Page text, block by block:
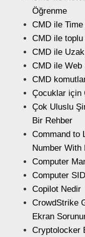
Öğrenme
CMD ile
CMD ile
CMD ile
CMD ile Web
CMD
Çocuklar için
Çok Uluslu
Bir Rehber
Command to
Number With
Computer
Computer
Copilot Nedir
CrowdStrike
Ekran
Cryptolocker